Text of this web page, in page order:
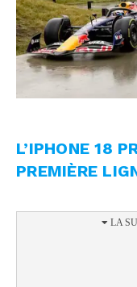
L’IPHONE 18
PREMIÈRE